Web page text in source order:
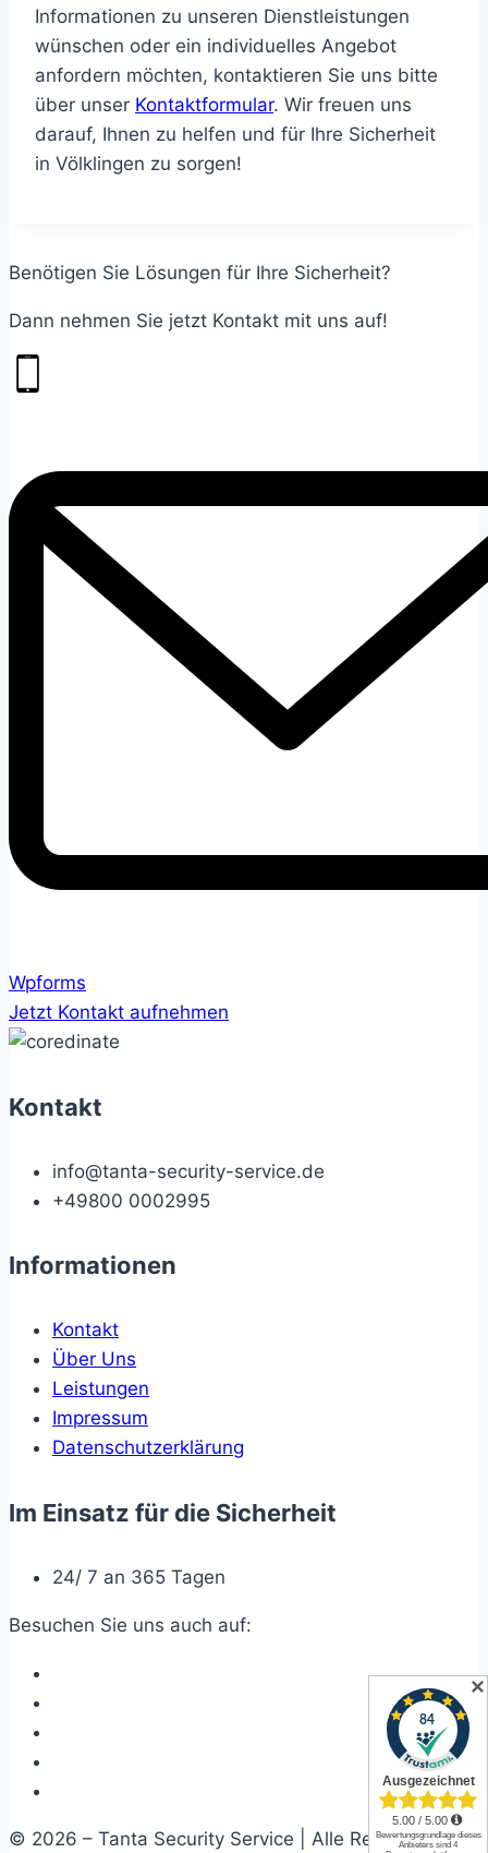
Informationen zu unseren Dienstleistungen
wünschen oder ein individuelles Angebot
anfordern möchten, kontaktieren Sie uns bitte
über unser Kontaktformular. Wir freuen uns
darauf, Ihnen zu helfen und für Ihre Sicherheit
in Völklingen zu sorgen!
Benötigen Sie Lösungen für Ihre Sicherheit?
Dann nehmen Sie jetzt Kontakt mit uns auf!
Wpforms
Jetzt Kontakt aufnehmen
Kontakt
info@tanta-security-service.de
+49800 0002995
Informationen
Kontakt
Über Uns
Leistungen
Impressum
Datenschutzerklärung
Im Einsatz für die Sicherheit
24/ 7 an 365 Tagen
Besuchen Sie uns auch auf:
© 2026 – Tanta Security Service | Alle Rechte
✕